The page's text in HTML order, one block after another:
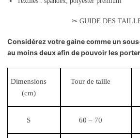
✂ GUIDE DES
Considérez votre gaine comme un
au moins deux afin de pouvoir les
Dimensions
(cm)
Tour de taille
S 60 – 70